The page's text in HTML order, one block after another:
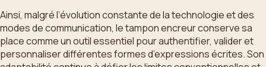
Ainsi, malgré l’évolution constante de la technologie et des
modes de communication, le tampon encreur conserve sa
place comme un outil essentiel pour authentifier, valider et
personnaliser différentes formes d’expressions écrites. Son